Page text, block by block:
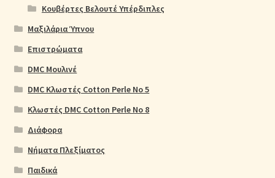
Κουβέρτες Βελουτέ Υπέρδιπλες
Μαξιλάρια Ύπνου
Επιστρώματα
DMC Μουλινέ
DMC Κλωστές Cotton Perle No 5
Κλωστές DMC Cotton Perle No 8
Διάφορα
Νήματα Πλεξίματος
Παιδικά